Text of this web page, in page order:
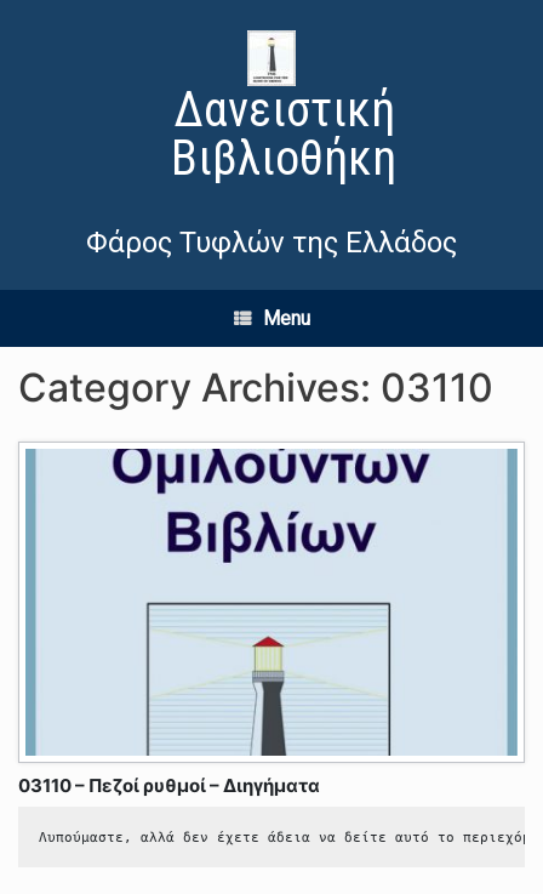
Δανειστική
Βιβλιοθήκη
Φάρος Τυφλών της Ελλάδος
Menu
Category Archives: 03110
03110 – Πεζοί ρυθμοί – Διηγήματα
Λυπούμαστε, αλλά δεν έχετε άδεια να δείτε αυτό το